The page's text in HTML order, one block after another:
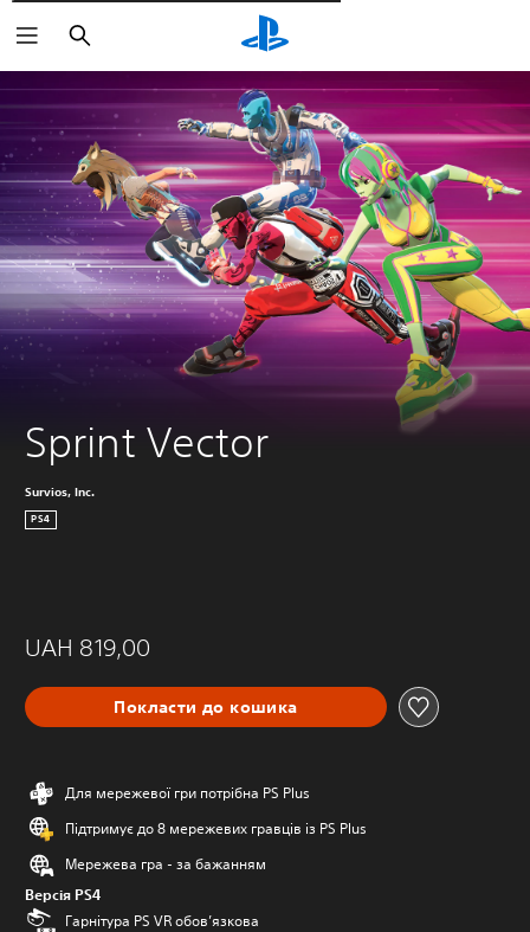
Пошук
Sprint Vector
Survios, Inc.
PS4
UAH 819,00
Покласти до кошика
Для мережевої гри потрібна PS Plus
Підтримує до 8 мережевих гравців із PS Plus
Мережева гра - за бажанням
Версія PS4
Гарнітура PS VR обов’язкова